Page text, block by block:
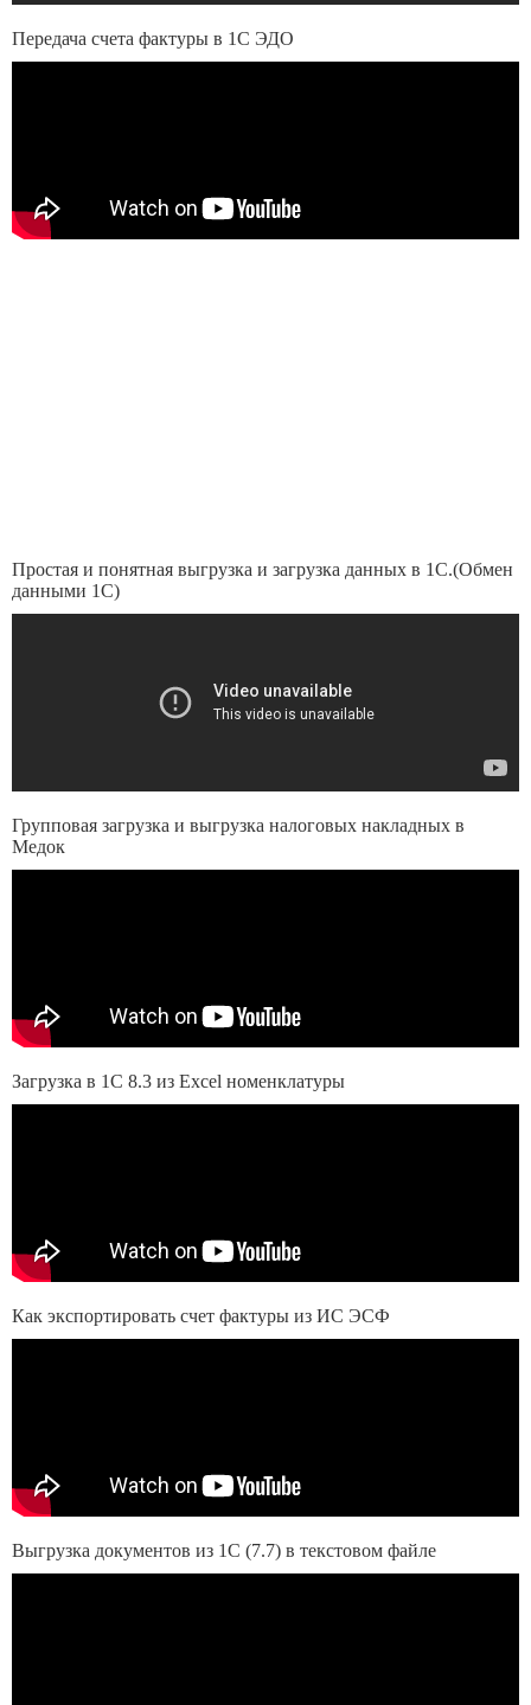
Передача счета фактуры в 1С ЭДО
Простая и понятная выгрузка и загрузка данных в 1С.(Обмен
данными 1С)
Групповая загрузка и выгрузка налоговых накладных в
Медок
Загрузка в 1С 8.3 из Excel номенклатуры
Как экспортировать счет фактуры из ИС ЭСФ
Выгрузка документов из 1С (7.7) в текстовом файле